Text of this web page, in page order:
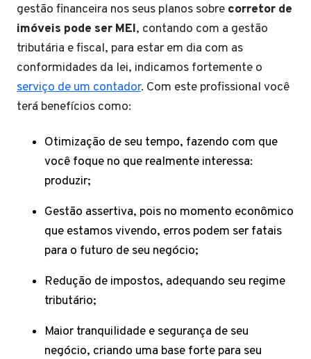
gestão financeira nos seus planos sobre corretor de
imóveis pode ser MEI, contando com a gestão
tributária e fiscal, para estar em dia com as
conformidades da lei, indicamos fortemente o
serviço de um contador. Com este profissional você
terá benefícios como:
Otimização de seu tempo, fazendo com que
você foque no que realmente interessa:
produzir;
Gestão assertiva, pois no momento econômico
que estamos vivendo, erros podem ser fatais
para o futuro de seu negócio;
Redução de impostos, adequando seu regime
tributário;
Maior tranquilidade e segurança de seu
negócio, criando uma base forte para seu